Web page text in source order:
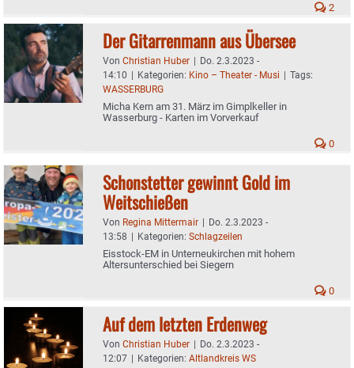
2
Der Gitarrenmann aus Übersee
Von Christian Huber | Do. 2.3.2023 -
14:10 | Kategorien: Kino – Theater - Musi | Tags:
WASSERBURG
Micha Kern am 31. März im Gimplkeller in
Wasserburg - Karten im Vorverkauf
0
Schonstetter gewinnt Gold im
Weitschießen
Von Regina Mittermair | Do. 2.3.2023 -
13:58 | Kategorien: Schlagzeilen
Eisstock-EM in Unterneukirchen mit hohem
Altersunterschied bei Siegern
0
Auf dem letzten Erdenweg
Von Christian Huber | Do. 2.3.2023 -
12:07 | Kategorien: Altlandkreis WS